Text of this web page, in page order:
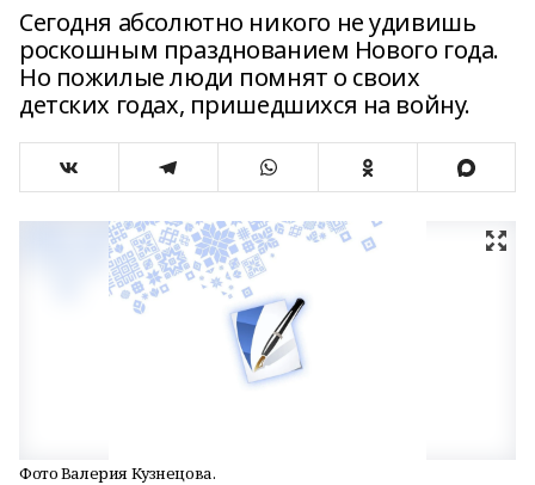
Сегодня абсолютно никого не удивишь
роскошным празднованием Нового года.
Но пожилые люди помнят о своих
детских годах, пришедшихся на войну.
Фото Валерия Кузнецова.